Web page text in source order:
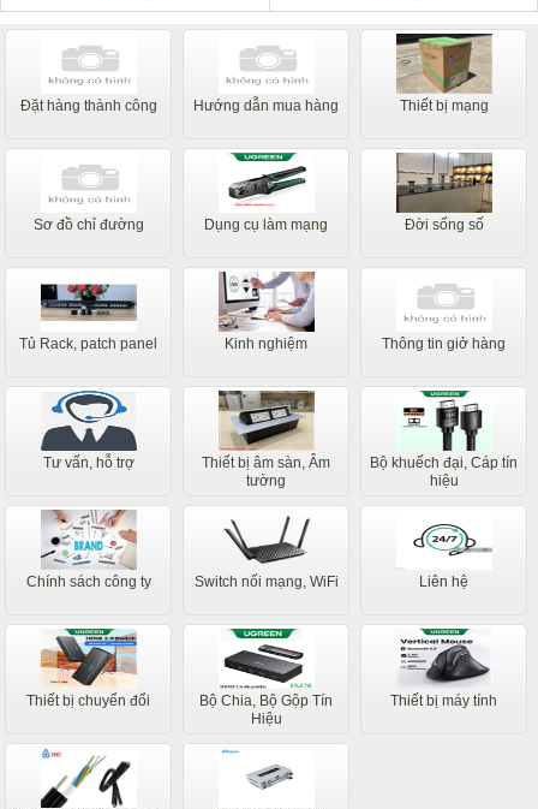
Đặt hàng thành công Hướng dẫn mua hàng Thiết bị mạng
Sơ đồ chỉ đường Dụng cụ làm mạng Đời sống số
Tủ Rack, patch panel Kinh nghiệm Thông tin giở hàng
Tư vấn, hỗ trợ
Thiết bị âm sàn, Âm
tường
Bộ khuếch đại, Cáp tín
hiệu
Chính sách công ty Switch nối mạng, WiFi Liên hệ
Thiết bị chuyển đổi
Bộ Chia, Bộ Gộp Tín
Hiệu
Thiết bị máy tính